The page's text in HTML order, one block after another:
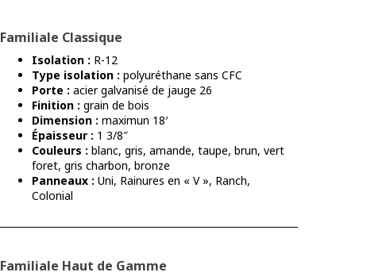
Familiale Classique
Isolation : R-12
Type isolation : polyuréthane sans CFC
Porte : acier galvanisé de jauge 26
Finition : grain de bois
Dimension : maximun 18′
Épaisseur : 1 3/8″
Couleurs : blanc, gris, amande, taupe, brun, vert
foret, gris charbon, bronze
Panneaux : Uni, Rainures en « V », Ranch,
Colonial
Familiale Haut de Gamme